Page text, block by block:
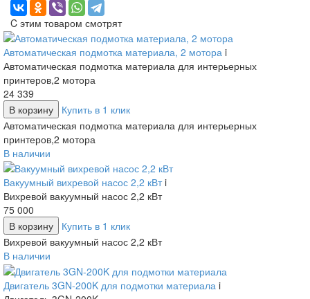
C этим товаром смотрят
Автоматическая подмотка материала, 2 мотора i
Автоматическая подмотка материала для интерьерных
принтеров,2 мотора
24 339
В корзину
Купить в 1 клик
Автоматическая подмотка материала для интерьерных
принтеров,2 мотора
В наличии
Вакуумный вихревой насос 2,2 кВтi
Вихревой вакуумный насос 2,2 кВт
75 000
В корзину
Купить в 1 клик
Вихревой вакуумный насос 2,2 кВт
В наличии
Двигатель 3GN-200K для подмотки материала i